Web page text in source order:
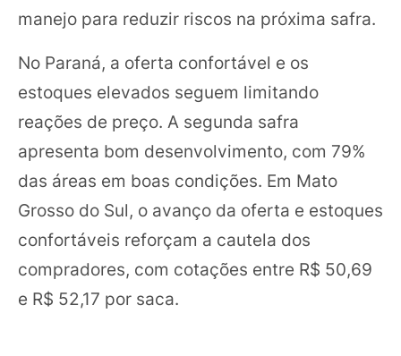
manejo para reduzir riscos na próxima safra.
No Paraná, a oferta confortável e os
estoques elevados seguem limitando
reações de preço. A segunda safra
apresenta bom desenvolvimento, com 79%
das áreas em boas condições. Em Mato
Grosso do Sul, o avanço da oferta e estoques
confortáveis reforçam a cautela dos
compradores, com cotações entre R$ 50,69
e R$ 52,17 por saca.